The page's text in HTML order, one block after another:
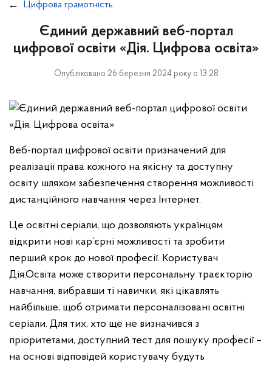
Цифрова грамотність
Єдиний державний веб-портал
цифрової освіти «Дія. Цифрова освіта»
Опубліковано 26 березня 2024 року о 13:28
Веб-портал цифрової освіти призначений для
реалізації права кожного на якісну та доступну
освіту шляхом забезпечення створення можливості
дистанційного навчання через Інтернет.
Це освітні серіали, що дозволяють українцям
відкрити нові кар’єрні можливості та зробити
перший крок до нової професії. Користувач
Дія.Освіта може створити персональну траєкторію
навчання, вибравши ті навички, які цікавлять
найбільше, щоб отримати персоналізовані освітні
серіали. Для тих, хто ще не визначився з
пріоритетами, доступний тест для пошуку професії –
на основі відповідей користувачу будуть